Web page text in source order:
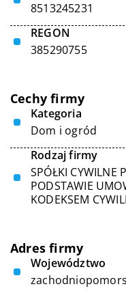
8513245231
REGON
385290755
Cechy firmy
Kategoria
Dom i ogród
Rodzaj firmy
SPÓŁKI CYWILNE
PODSTAWIE
KODEKSEM
Adres firmy
Województwo